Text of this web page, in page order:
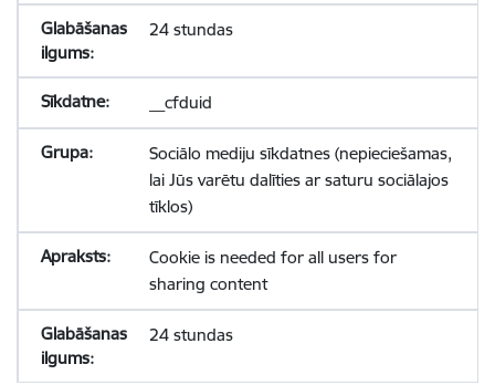
24 stundas
__cfduid
Sociālo mediju sīkdatnes (nepieciešamas,
lai Jūs varētu dalīties ar saturu sociālajos
tīklos)
Cookie is needed for all users for
sharing content
24 stundas